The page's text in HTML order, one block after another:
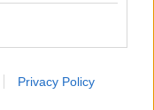
Privacy Policy